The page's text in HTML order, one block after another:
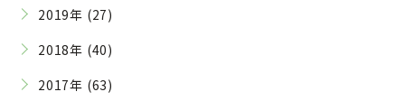
2019年 (27)
2018年 (40)
2017年 (63)